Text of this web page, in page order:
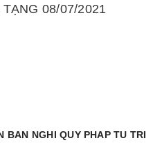
08/07/2021
BẢN NGHI QUỸ PHÁP TU TRÌ